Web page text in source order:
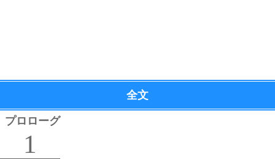
全文
プロローグ
1